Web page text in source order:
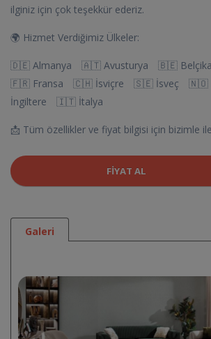
ilginiz için çok teşekkür ederiz.
🌍 Hizmet Verdiğimiz Ülkeler:
🇩🇪 Almanya 🇦🇹 Avusturya 🇧🇪
🇫🇷 Fransa 🇨🇭 İsviçre 🇸🇪 İsveç 🇳🇴
İngiltere 🇮🇹 İtalya
📩 Tüm özellikler ve fiyat bilgisi için bizimle
FIYAT AL
Galeri